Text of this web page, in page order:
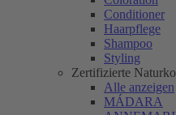
Conditioner
Haarpflege
Shampoo
Styling
Zertifizierte
Alle anzeigen
MÁDARA